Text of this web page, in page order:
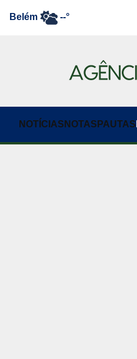
Belém --°
NOTÍCIAS NOTAS PAUTAS